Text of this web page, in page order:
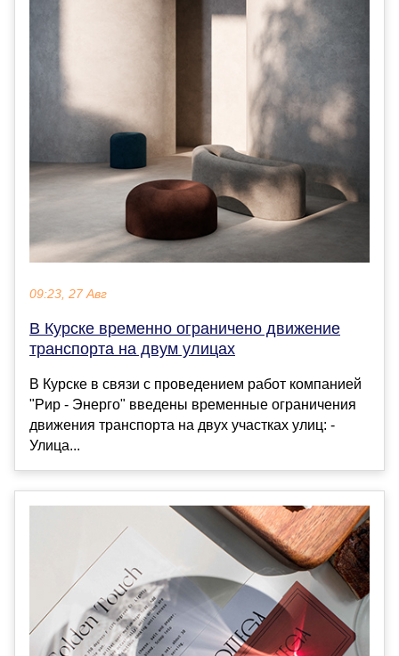
09:23, 27 Авг
В Курске временно ограничено движение
транспорта на двум улицах
​​​​​​​В Курске в связи с проведением работ компанией
"Рир - Энерго" введены временные ограничения
движения транспорта на двух участках улиц: -
Улица...